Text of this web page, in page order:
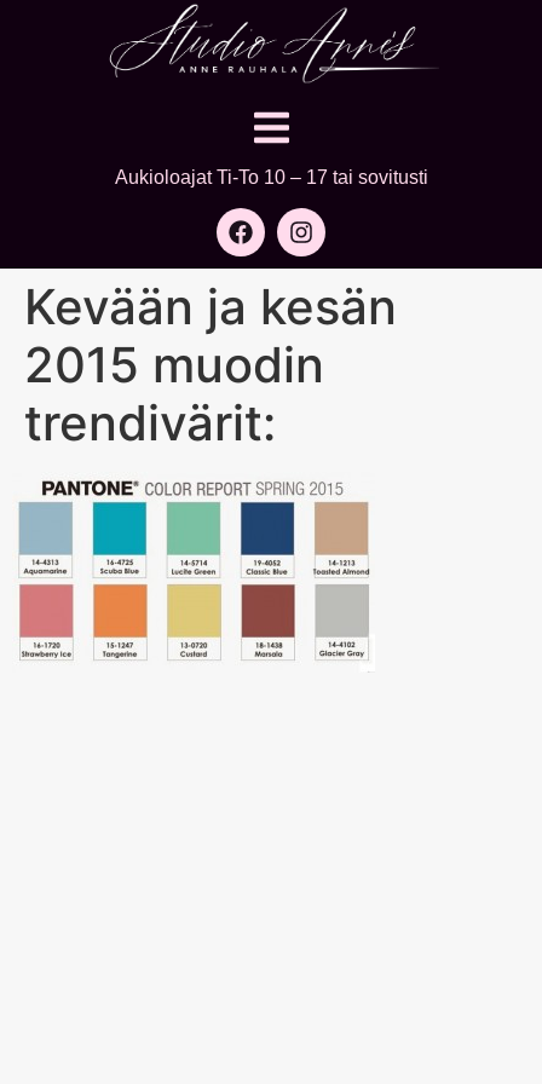
Aukioloajat Ti-To 10 – 17 tai sovitusti
Kevään ja kesän
2015 muodin
trendivärit: